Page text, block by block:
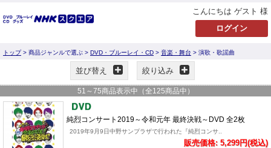
こんにちは ゲスト 様
トップ> 商品ジャンルで選ぶ > DVD・ブルーレイ・CD > 音楽・舞台 > 演歌・歌謡曲
並び替え 絞り込み
51 ～ 75商品表示中（全125商品中）
純烈コンサート2019～令和元年 最終決戦～DVD 全2枚
2019年9月9日中野サンプラザで行われた『純烈コンサ..
販売価格: 5,299円(税込)